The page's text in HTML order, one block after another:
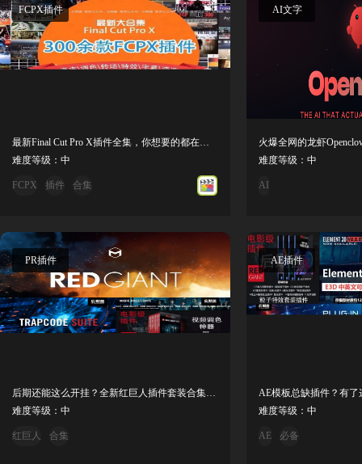
FCPX插件
最新Final Cut Pro X插件全集，你想要的都在这里了！
难度等级：中
FCPX 插件 合集
AI文字
难度等级：中
AI
PR插件
后期还能这么开挂？全新红巨人插件套装合集来了！
难度等级：中
红巨人 合集
AE插件
难度等级：中
AE 必备